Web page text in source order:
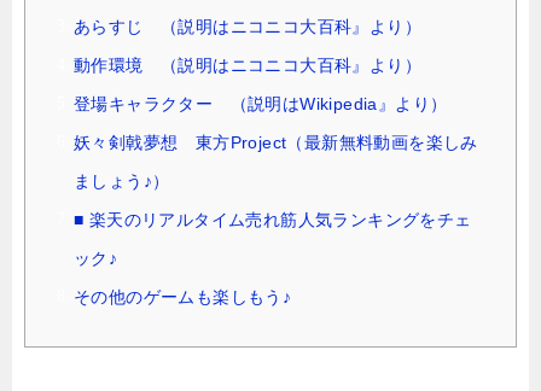
あらすじ （説明はニコニコ大百科』より）
動作環境 （説明はニコニコ大百科』より）
登場キャラクター （説明はWikipedia』より）
妖々剣戟夢想 東方Project（最新無料動画を楽しみ
ましょう♪）
■ 楽天のリアルタイム売れ筋人気ランキングをチェ
ック♪
その他のゲームも楽しもう♪